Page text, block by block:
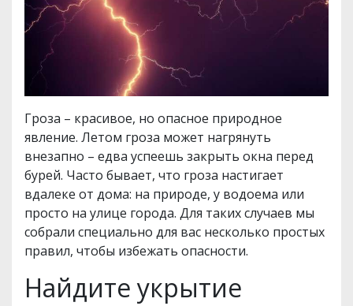
Гроза – красивое, но опасное природное
явление. Летом гроза может нагрянуть
внезапно – едва успеешь закрыть окна перед
бурей. Часто бывает, что гроза настигает
вдалеке от дома: на природе, у водоема или
просто на улице города. Для таких случаев мы
собрали специально для вас несколько простых
правил, чтобы избежать опасности.
Найдите укрытие